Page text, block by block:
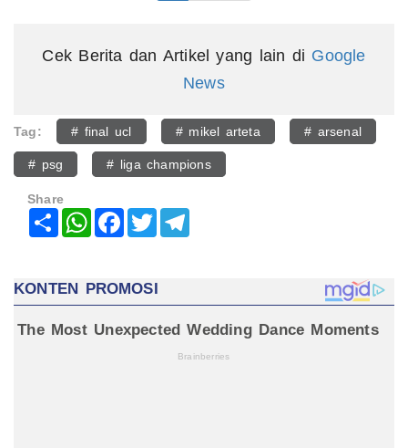
Cek Berita dan Artikel yang lain di Google
News
Tag: # final ucl # mikel arteta # arsenal
# psg # liga champions
Share
Share WhatsAppFacebook
Twitter